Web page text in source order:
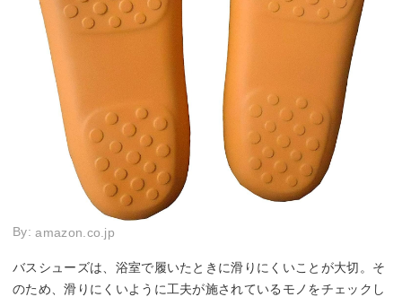
By:amazon.co.jp
バスシューズは、浴室で履いたときに滑りにくいことが大切。そ
のため、滑りにくいように工夫が施されているモノをチェックし